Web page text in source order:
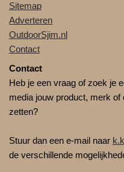
Sitemap
Adverteren
OutdoorSjim.nl
Contact
Contact
Heb je een vraag of zoek je
media jouw product, merk
zetten?
Stuur dan een e-mail naar
de verschillende